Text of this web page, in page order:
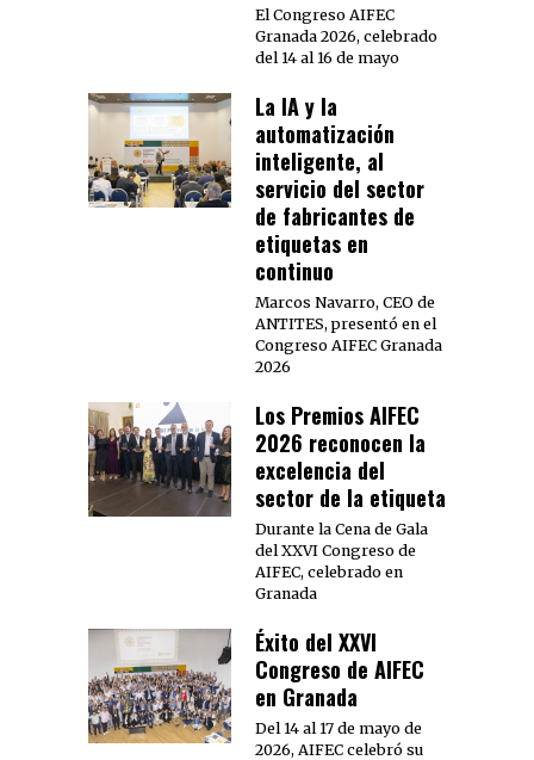
El Congreso AIFEC
Granada 2026, celebrado
del 14 al 16 de mayo
La IA y la
automatización
inteligente, al
servicio del sector
de fabricantes de
etiquetas en
continuo
Marcos Navarro, CEO de
ANTITES, presentó en el
Congreso AIFEC Granada
2026
Los Premios AIFEC
2026 reconocen la
excelencia del
sector de la etiqueta
Durante la Cena de Gala
del XXVI Congreso de
AIFEC, celebrado en
Granada
Éxito del XXVI
Congreso de AIFEC
en Granada
Del 14 al 17 de mayo de
2026, AIFEC celebró su